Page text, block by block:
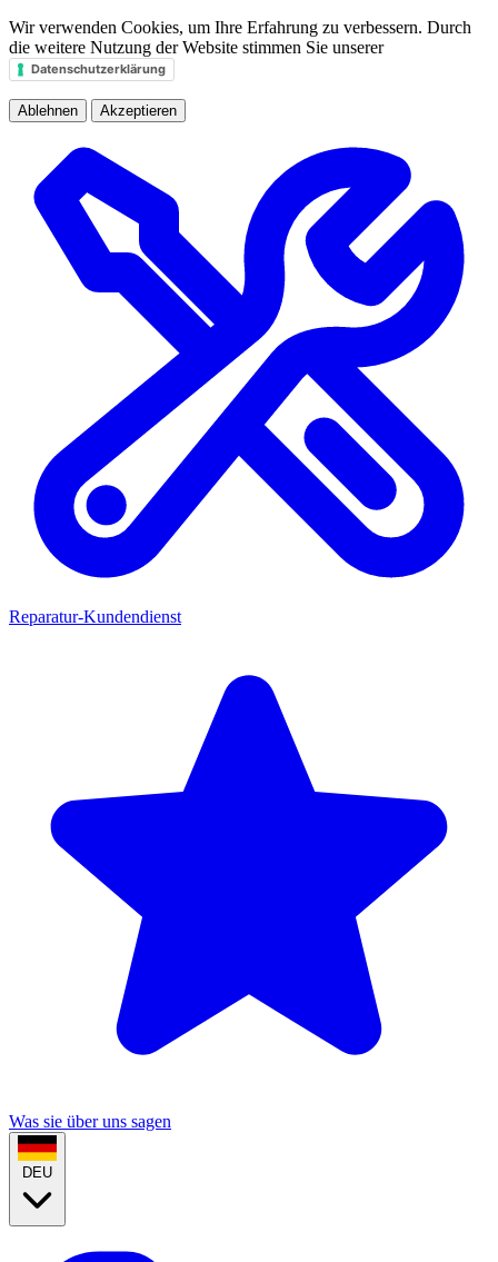
Wir verwenden Cookies, um Ihre Erfahrung zu verbessern. Durch
die weitere Nutzung der Website stimmen Sie unserer
Datenschutzerklärung
Ablehnen Akzeptieren
Reparatur-Kundendienst
Was sie über uns sagen
DEU